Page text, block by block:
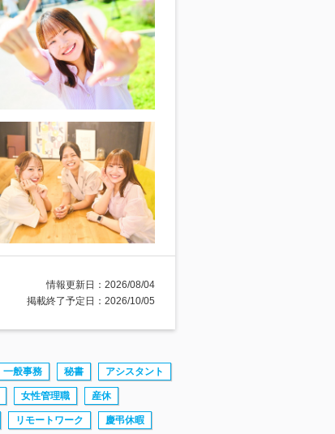
情報更新日：2026/08/04
掲載終了予定日：2026/10/05
一般事務 秘書 アシスタント
女性管理職 産休
リモートワーク 慶弔休暇